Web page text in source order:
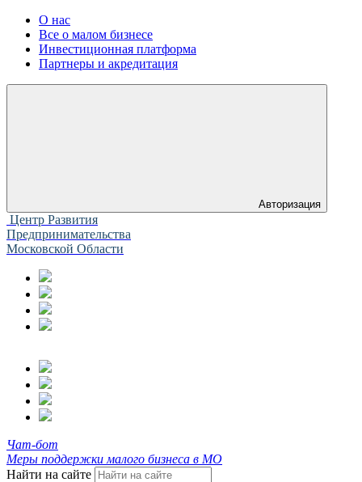
О нас
Все о малом бизнесе
Инвестиционная платформа
Партнеры и акредитация
Авторизация
Центр Развития
Предпринимательства
Московской Области
Чат-бот
Меры поддержки малого бизнеса в МО
Найти на сайте